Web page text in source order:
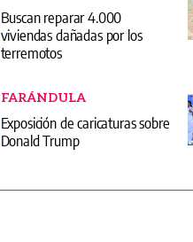
Buscan reparar 4.000
viviendas dañadas por los
terremotos
FARÁNDULA
Exposición de caricaturas sobre
Donald Trump